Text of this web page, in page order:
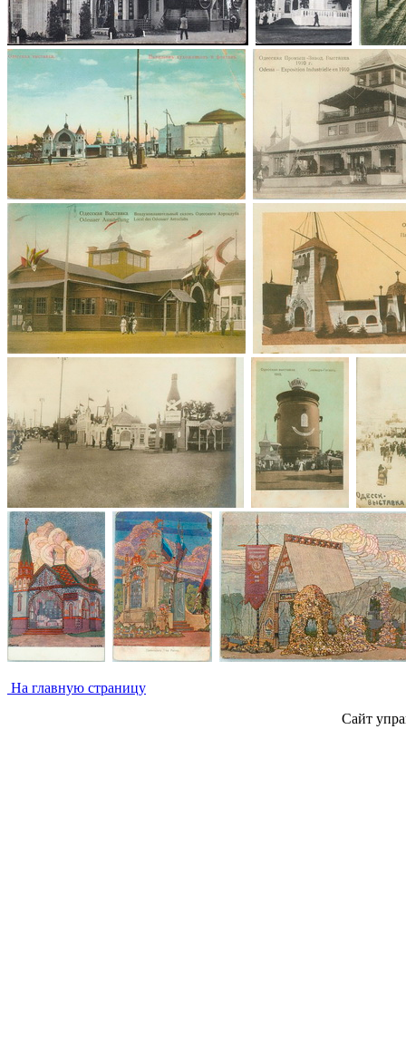
На главную страницу
Сайт